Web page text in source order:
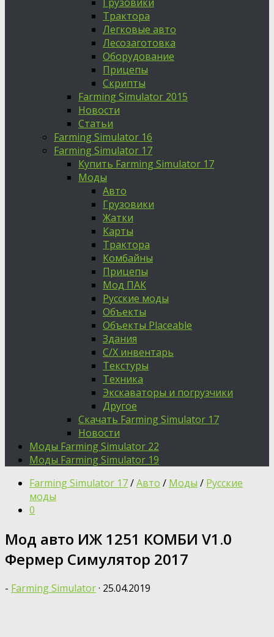
Трактора
Легковые авто
Лесозаготовка
Оборудование
Прицепы
Скрипты
Farming Simulator 2015
Новости
Статьи
Farming Simulator 16
Farming Simulator 17
Купить Farming Simulator 17
Моды
Авто
Грузовики
Жатки
Карты
Трактора
Комбайны
Прицепы
Мод ПАК
Русские моды
Объекты
Объекты Placeable
Здания
С/Х инвентарь
Текстуры
Техника
Экскаваторы и погрузчики
Другое
Скачать Farming Simulator 17
Новости
Моды Farming Simulator 22
Моды Farming Simulator 19
Farming Simulator 17/Авто / Моды / Русские
моды
0
Мод авто ИЖ 1251 КОМБИ V1.0
Фермер Симулятор 2017
- Farming Simulator· 25.04.2019